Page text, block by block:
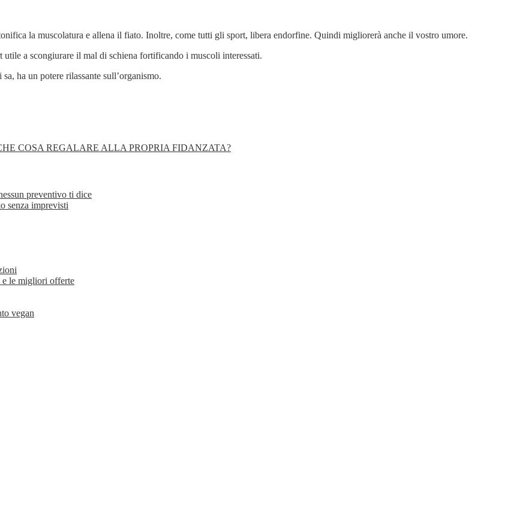
la muscolatura e allena il fiato. Inoltre, come tutti gli sport, libera endorfine. Quindi migliorerà anche il vostro umore.
a scongiurare il mal di schiena fortificando i muscoli interessati.
ha un potere rilassante sull’organismo.
COSA REGALARE ALLA PROPRIA FIDANZATA?
preventivo ti dice
senza imprevisti
e le migliori offerte
vegan